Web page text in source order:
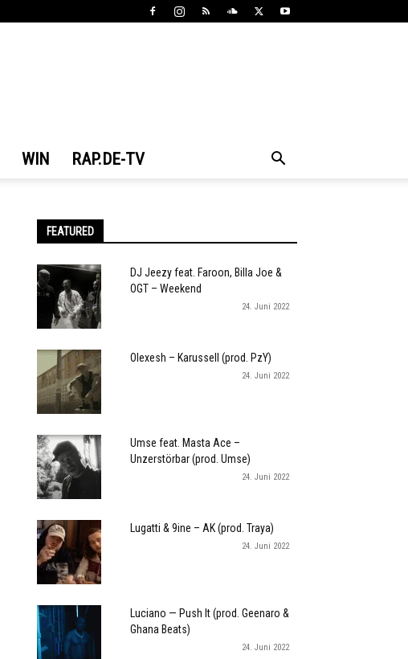
WIN RAP.DE-TV
FEATURED
DJ Jeezy feat. Faroon, Billa Joe &
OGT – Weekend
24. Juni 2022
Olexesh – Karussell (prod. PzY)
24. Juni 2022
Umse feat. Masta Ace –
Unzerstörbar (prod. Umse)
24. Juni 2022
Lugatti & 9ine – AK (prod. Traya)
24. Juni 2022
Luciano — Push It (prod. Geenaro &
Ghana Beats)
24. Juni 2022